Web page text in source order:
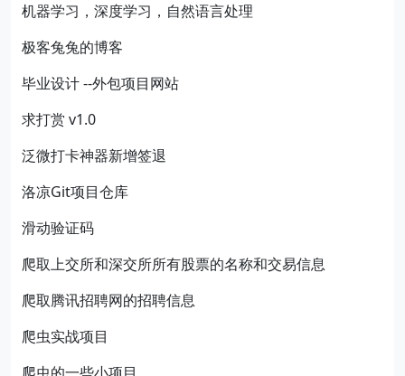
机器学习，深度学习，自然语言处理
极客兔兔的博客
毕业设计 --外包项目网站
求打赏 v1.0
泛微打卡神器新增签退
洛凉Git项目仓库
滑动验证码
爬取上交所和深交所所有股票的名称和交易信息
爬取腾讯招聘网的招聘信息
爬虫实战项目